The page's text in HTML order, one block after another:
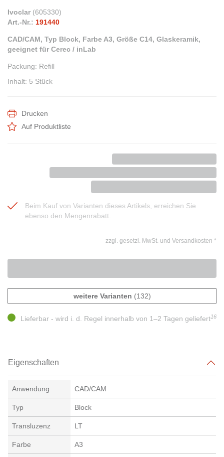
Beim Kauf von Varianten dieses Artikels, erreichen Sie
ebenso den Mengenrabatt.
Ivoclar (605330)
Art.-Nr.: 191440
CAD/CAM, Typ Block, Farbe A3, Größe C14, Glaskeramik,
geeignet für Cerec / inLab
Packung: Refill
Inhalt: 5 Stück
Drucken
Auf Produktliste
zzgl. gesetzl. MwSt. und Versandkosten *
weitere Varianten (132)
Lieferbar - wird i. d. Regel innerhalb von 1–2 Tagen geliefert16
Eigenschaften
Anwendung CAD/CAM
Typ Block
Transluzenz LT
Farbe A3